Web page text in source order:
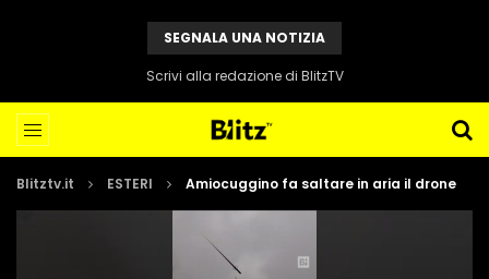
SEGNALA UNA NOTIZIA
Scrivi alla redazione di BlitzTV
Blitztv.it ESTERI Amiocuggino fa saltare in aria il drone